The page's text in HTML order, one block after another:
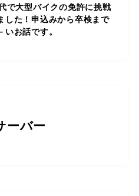
で大型バイクの免許に挑戦
した！申込みから卒検まで
いお話です。
ーバー